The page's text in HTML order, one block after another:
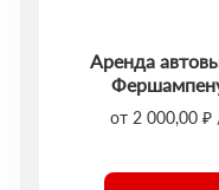
Аренда
от 2 000,00 ₽